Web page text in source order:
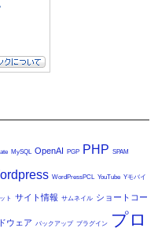
MySQL OpenAI PGP PHP SPAM
WordPressPCL YouTube Yモバイ
ト サイト情報 サムネイル ショートコー
ウェア バックアップ プラグイン
プロ